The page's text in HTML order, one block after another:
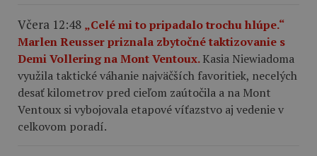
Včera 12:48 „Celé mi to pripadalo trochu hlúpe.“
Marlen Reusser priznala zbytočné taktizovanie s
Demi Vollering na Mont Ventoux.Kasia Niewiadoma
využila taktické váhanie najväčších favoritiek, necelých
desať kilometrov pred cieľom zaútočila a na Mont
Ventoux si vybojovala etapové víťazstvo aj vedenie v
celkovom poradí.